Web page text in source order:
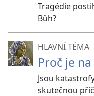
Tragédie
Bůh?
HLAVNÍ TÉMA
Proč je
Jsou
skutečnou